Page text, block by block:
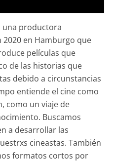
una productora
en Hamburgo que
películas que
de las historias que
debido a circunstancias
entiende el cine como
como un viaje de
Buscamos
a desarrollar las
cineastas. También
formatos cortos por